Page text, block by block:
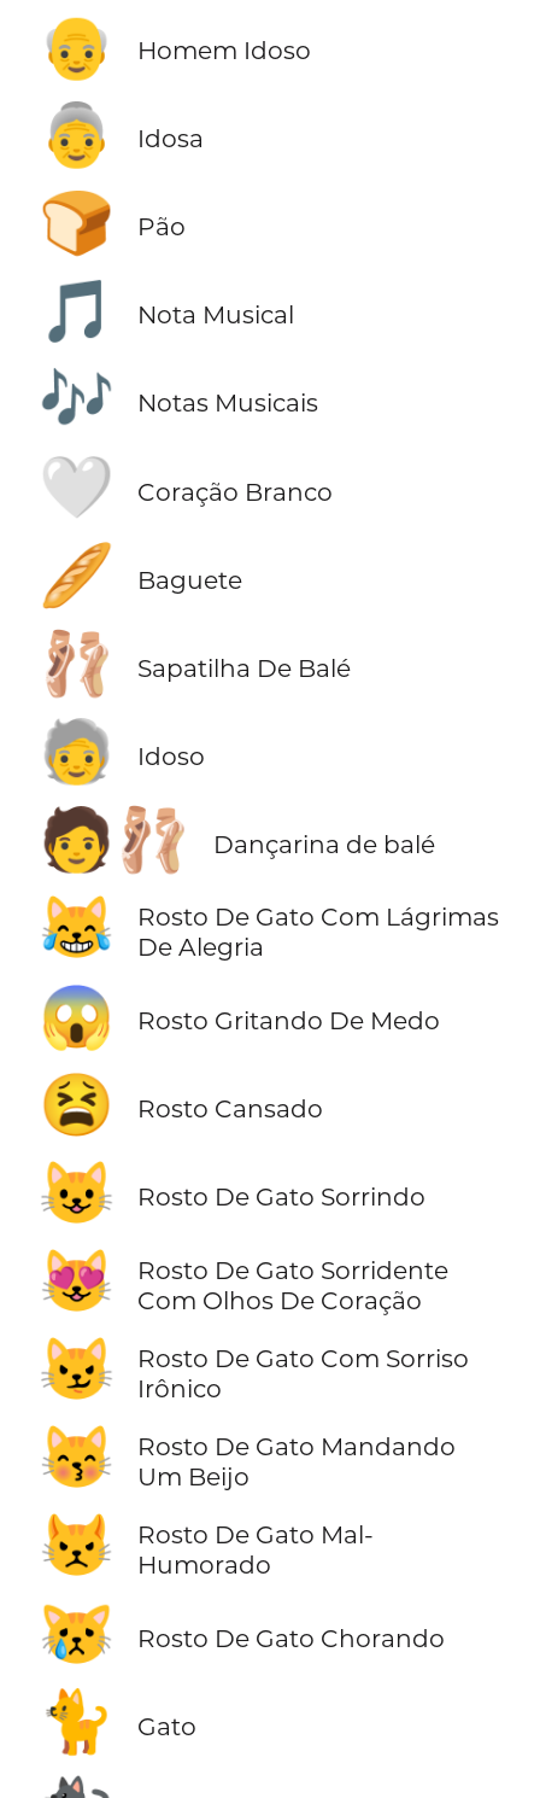
👴 Homem Idoso
👵 Idosa
🍞 Pão
🎵 Nota Musical
🎶 Notas Musicais
🤍 Coração Branco
🥖 Baguete
🩰 Sapatilha De Balé
🧓 Idoso
🧑‍🩰 Dançarina de balé
😹
Rosto De Gato Com Lágrimas
De Alegria
😱 Rosto Gritando De Medo
😫 Rosto Cansado
😺 Rosto De Gato Sorrindo
😻
Rosto De Gato Sorridente
Com Olhos De Coração
😼
Rosto De Gato Com Sorriso
Irônico
😽
Rosto De Gato Mandando
Um Beijo
😾
Rosto De Gato Mal-
Humorado
😿 Rosto De Gato Chorando
🐈 Gato